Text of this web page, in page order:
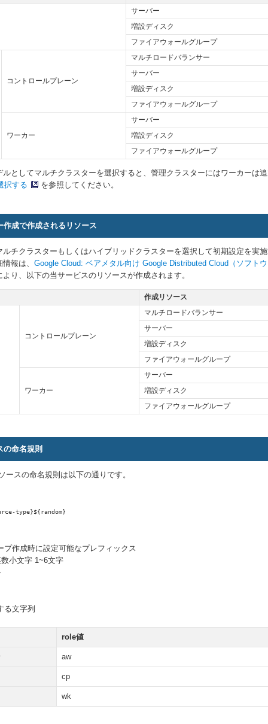
サーバー
増設ディスク
ファイアウォールグループ
コントロールプレーン
マルチロードバランサー
サーバー
増設ディスク
ファイアウォールグループ
ワーカー
サーバー
増設ディスク
ファイアウォールグループ
としてマルチクラスターを選択すると、管理クラスターにはワーカーは
択する
を参照してください。
作成で作成されるリソース
チクラスターもしくはハイブリッドクラスターを選択して初期設定を実
情報は、Google Cloud: ベアメタル向け Google Distributed Cloud（ソフト
り、以下の当サービスのリソースが作成されます。
作成リソース
コントロールプレーン
マルチロードバランサー
サーバー
増設ディスク
ファイアウォールグループ
ワーカー
サーバー
増設ディスク
ファイアウォールグループ
の命名規則
ースの命名規則は以下の通りです。
type}${random}
プ作成時に設定可能なプレフィックス
小文字 1~6文字
る文字列
role値
aw
cp
wk